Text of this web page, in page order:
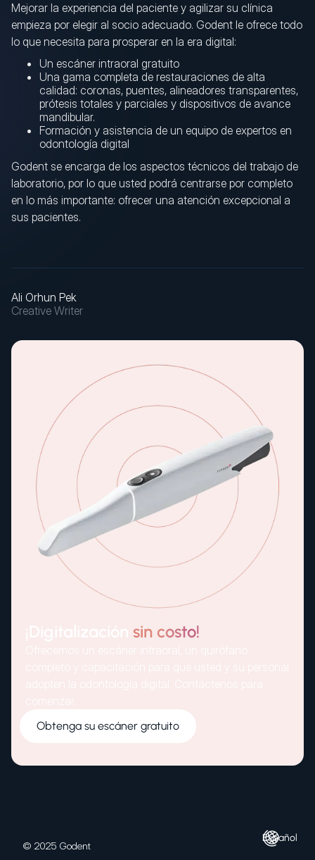
Mejorar la experiencia del paciente y agilizar su clínica
empieza por elegir al socio adecuado. Godent le ofrece todo
lo que necesita para prosperar en la era digital:
Un escáner intraoral gratuito
Una gama completa de restauraciones de alta
calidad: coronas, puentes, alineadores transparentes,
prótesis totales y parciales y dispositivos de avance
mandibular.
Formación y asistencia de un equipo de expertos en
odontología digital
Godent se encarga de los aspectos técnicos del trabajo de
laboratorio, por lo que usted podrá centrarse por completo
en lo más importante: ofrecer una atención excepcional a
sus pacientes.
Ali Orhun Pek
Creative Writer
sin costo!
Obtenga su escáner gratuito
© 2025 Godent
Español